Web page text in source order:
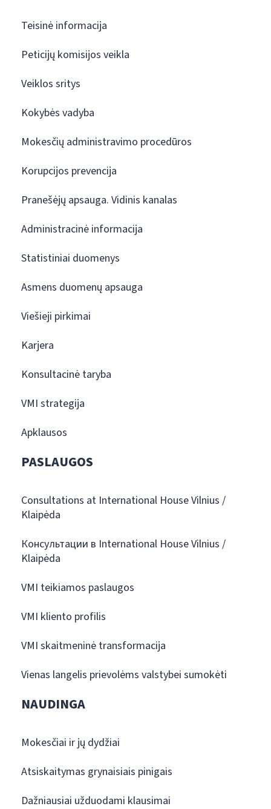
Teisinė informacija
Peticijų komisijos veikla
Veiklos sritys
Kokybės vadyba
Mokesčių administravimo procedūros
Korupcijos prevencija
Pranešėjų apsauga. Vidinis kanalas
Administracinė informacija
Statistiniai duomenys
Asmens duomenų apsauga
Viešieji pirkimai
Karjera
Konsultacinė taryba
VMI strategija
Apklausos
PASLAUGOS
Consultations at International House Vilnius /
Klaipėda
Консультации в International House Vilnius /
Klaipėda
VMI teikiamos paslaugos
VMI kliento profilis
VMI skaitmeninė transformacija
Vienas langelis prievolėms valstybei sumokėti
NAUDINGA
Mokesčiai ir jų dydžiai
Atsiskaitymas grynaisiais pinigais
Dažniausiai užduodami klausimai